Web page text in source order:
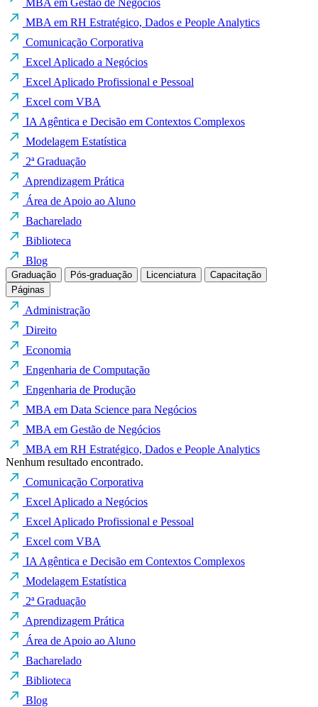
MBA em RH Estratégico, Dados e People Analytics
Comunicação Corporativa
Excel Aplicado a Negócios
Excel Aplicado Profissional e Pessoal
Excel com VBA
IA Agêntica e Decisão em Contextos Complexos
Modelagem Estatística
2ª Graduação
Aprendizagem Prática
Área de Apoio ao Aluno
Bacharelado
Biblioteca
Blog
Graduação Pós-graduação Licenciatura
Capacitação
Páginas
Administração
Direito
Economia
Engenharia de Computação
Engenharia de Produção
MBA em Data Science para Negócios
MBA em Gestão de Negócios
MBA em RH Estratégico, Dados e People Analytics
Nenhum resultado encontrado.
Comunicação Corporativa
Excel Aplicado a Negócios
Excel Aplicado Profissional e Pessoal
Excel com VBA
IA Agêntica e Decisão em Contextos Complexos
Modelagem Estatística
2ª Graduação
Aprendizagem Prática
Área de Apoio ao Aluno
Bacharelado
Biblioteca
Blog